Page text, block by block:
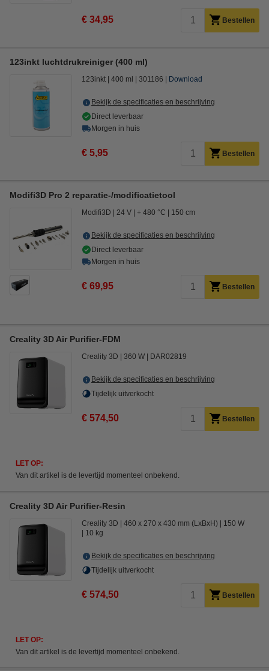
€ 34,95 Bestellen
123inkt luchtdrukreiniger (400 ml)
123inkt 400 ml 301186 Download
Bekijk de specificaties en beschrijving
Direct leverbaar
Morgen in huis
€ 5,95 Bestellen
Modifi3D Pro 2 reparatie-/modificatietool
Modifi3D 24 V + 480 °C 150 cm
Bekijk de specificaties en beschrijving
Direct leverbaar
Morgen in huis
€ 69,95 Bestellen
Creality 3D Air Purifier-FDM
Creality 3D 360 W DAR02819
Bekijk de specificaties en beschrijving
Tijdelijk uitverkocht
€ 574,50 Bestellen
LET OP:
Van dit artikel is de levertijd momenteel onbekend.
Creality 3D Air Purifier-Resin
Creality 3D 460 x 270 x 430 mm (LxBxH)
150 W
10 kg
Bekijk de specificaties en beschrijving
Tijdelijk uitverkocht
€ 574,50 Bestellen
LET OP:
Van dit artikel is de levertijd momenteel onbekend.